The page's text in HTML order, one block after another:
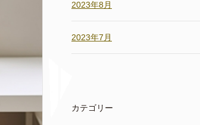
2023年8月
2023年7月
カテゴリー